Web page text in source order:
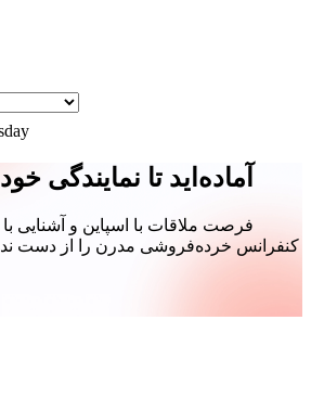
آماده‌اید تا نمایندگی
فرصت ملاقات با اسپاین و آشنایی
کنفرانس خرده‌فروشی مدرن را از دست